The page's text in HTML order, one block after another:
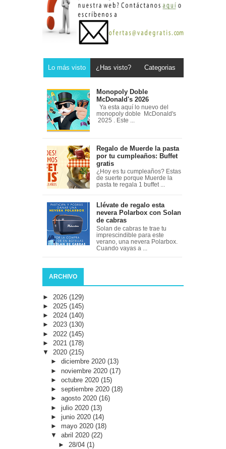
Lo más visto ¿Has visto? Categorias
Monopoly Doble
McDonald's 2026
Ya esta aquí lo nuevo del
monopoly doble McDonald's
2025 . Este ...
Regalo de Muerde la pasta
por tu cumpleaños: Buffet
gratis
¿Hoy es tu cumpleaños? Estas
de suerte porque Muerde la
pasta te regala 1 buffet ...
Llévate de regalo esta
nevera Polarbox con Solan
de cabras
Solan de cabras te trae tu
imprescindible para este
verano, una nevera Polarbox.
Cuando vayas a ...
ARCHIVO
► 2026 (129)
► 2025 (145)
► 2024 (140)
► 2023 (130)
► 2022 (145)
► 2021 (178)
▼ 2020 (215)
► diciembre 2020 (13)
► noviembre 2020 (17)
► octubre 2020 (15)
► septiembre 2020 (18)
► agosto 2020 (16)
► julio 2020 (13)
► junio 2020 (14)
► mayo 2020 (18)
▼ abril 2020 (22)
► 28/04(1)